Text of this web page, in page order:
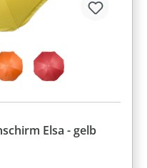
Elsa - gelb